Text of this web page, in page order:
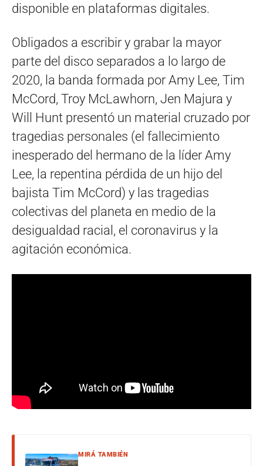
disponible en plataformas digitales.
Obligados a escribir y grabar la mayor
parte del disco separados a lo largo de
2020, la banda formada por Amy Lee, Tim
McCord, Troy McLawhorn, Jen Majura y
Will Hunt presentó un material cruzado por
tragedias personales (el fallecimiento
inesperado del hermano de la líder Amy
Lee, la repentina pérdida de un hijo del
bajista Tim McCord) y las tragedias
colectivas del planeta en medio de la
desigualdad racial, el coronavirus y la
agitación económica.
MIRÁ TAMBIÉN